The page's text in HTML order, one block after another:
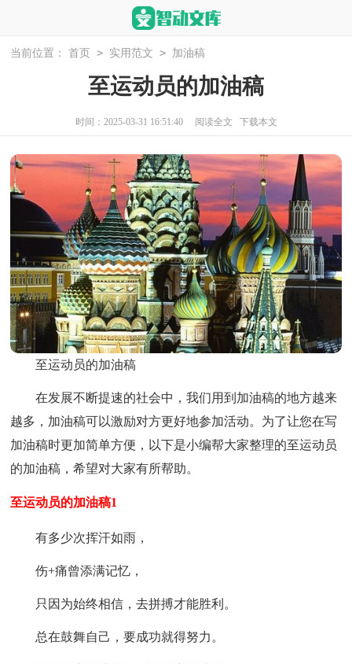
当前位置： 首页 > 实用范文 > 加油稿
至运动员的加油稿
时间：2025-03-31 16:51:40 阅读全文 下载本文
至运动员的加油稿
在发展不断提速的社会中，我们用到加油稿的地方越来
越多，加油稿可以激励对方更好地参加活动。为了让您在写
加油稿时更加简单方便，以下是小编帮大家整理的至运动员
的加油稿，希望对大家有所帮助。
至运动员的加油稿1
有多少次挥汗如雨，
伤+痛曾添满记忆，
只因为始终相信，去拼搏才能胜利。
总在鼓舞自己，要成功就得努力。